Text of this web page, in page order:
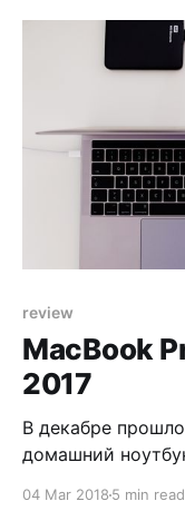
магазине, но у
натуральное и
регионе. Можно
review
MacBook
2017
В декабре
домашний
04 Mar 2018 5 min read